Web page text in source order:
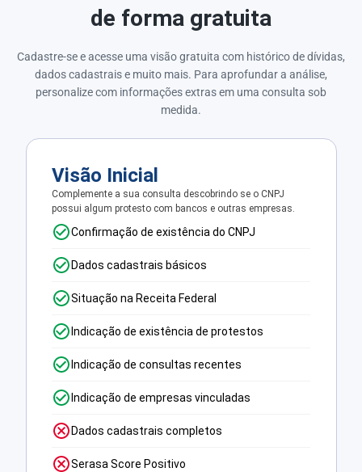
de forma gratuita
Cadastre-se e acesse uma visão gratuita com histórico de dívidas,
dados cadastrais e muito mais. Para aprofundar a análise,
personalize com informações extras em uma consulta sob
medida.
Visão Inicial
Complemente a sua consulta descobrindo se o CNPJ
possui algum protesto com bancos e outras empresas.
Confirmação de existência do CNPJ
Dados cadastrais básicos
Situação na Receita Federal
Indicação de existência de protestos
Indicação de consultas recentes
Indicação de empresas vinculadas
Dados cadastrais completos
Serasa Score Positivo